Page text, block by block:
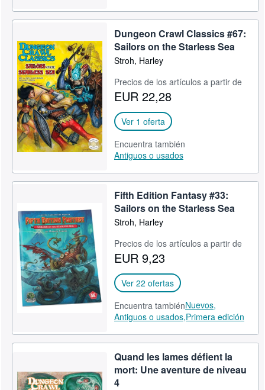
Dungeon Crawl Classics #67:
Sailors on the Starless Sea
Stroh, Harley
Precios de los artículos a partir de
EUR 22,28
Ver 1 oferta
Encuentra también
Antiguos o usados
Fifth Edition Fantasy #33:
Sailors on the Starless Sea
Stroh, Harley
Precios de los artículos a partir de
EUR 9,23
Ver 22 ofertas
Encuentra tambiénNuevos,
Antiguos o usados,Primera edición
Quand les lames défient la
mort: Une aventure de niveau
4